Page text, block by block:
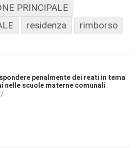
PRINCIPALE
residenza rimborso
penalmente dei reati in tema
nelle scuole materne comunali